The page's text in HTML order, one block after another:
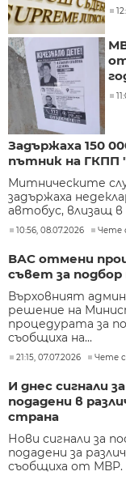
Задържаха 150
пътник на ГКПП
Митническите
задържаха
автобус, влизащ
10:56, 08.07.2026 Чете
ВАС отмени
съвет за подбор
Върховният
решение на
процедурата за
съобщиха на...
21:15, 07.07.2026 Чете
И днес сигнали
подадени в
страна
Нови сигнали за
подадени за
съобщиха от МВР.